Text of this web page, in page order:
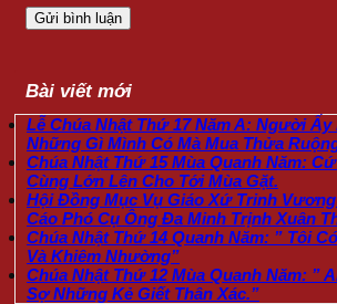
Bài viết mới
Lễ Chúa Nhật Thứ 17 Năm A: Người Ấy
Những Gì Mình Có Mà Mua Thửa
Chúa Nhật Thứ 15 Mùa Quanh Năm:
Cùng Lớn Lên Cho Tới Mùa Gặt.
Hội Đồng Mục Vụ Giáo Xứ Trinh
Cáo Phó Cụ Ông Đa Minh Trịnh Xuân
Chúa Nhật Thứ 14 Quanh Năm: ” Tôi
Và Khiêm Nhường”
Chúa Nhật Thứ 12 Mùa Quanh Năm: ”
Sợ Những Kẻ Giết Thân Xác.”